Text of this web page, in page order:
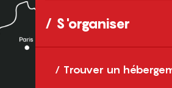
S'organiser
Trouver un